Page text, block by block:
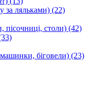
за ляльками) (22)
пісочниці, столи) (42)
біговели) (23)